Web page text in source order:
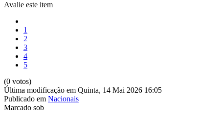
Avalie este item
1
2
3
4
5
(0 votos)
Última modificação em Quinta, 14 Mai 2026 16:05
Publicado em Nacionais
Marcado sob